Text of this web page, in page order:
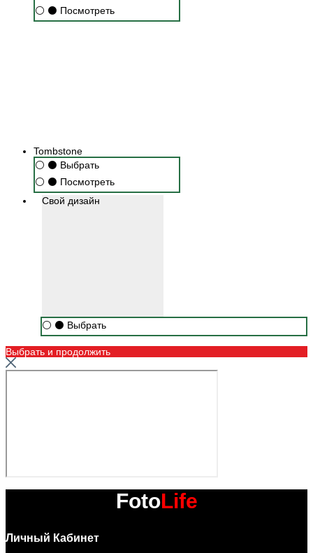
⚪ ⚫ Посмотреть
Tombstone
⚪ ⚫ Выбрать
⚪ ⚫ Посмотреть
Свой дизайн
⚪ ⚫ Выбрать
Выбрать и продолжить
FotoLife
Личный Кабинет